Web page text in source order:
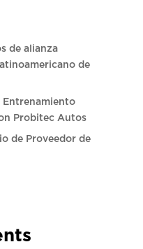
de alianza
de
Entrenamiento
Probitec Autos
de Proveedor de